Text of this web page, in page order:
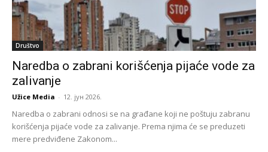
Društvo
Naredba o zabrani korišćenja pijaće vode za
zalivanje
Užice Media - 12. јун 2026.
Naredba o zabrani odnosi se na građane koji ne poštuju zabranu
korišćenja pijaće vode za zalivanje. Prema njima će se preduzeti
mere predviđene Zakonom...